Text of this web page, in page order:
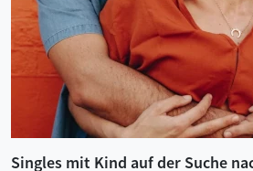
Singles mit Kind auf der Suche